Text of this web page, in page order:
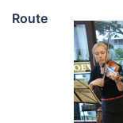
Route